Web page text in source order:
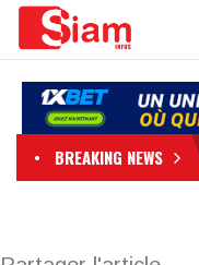
BREAKING NEWS